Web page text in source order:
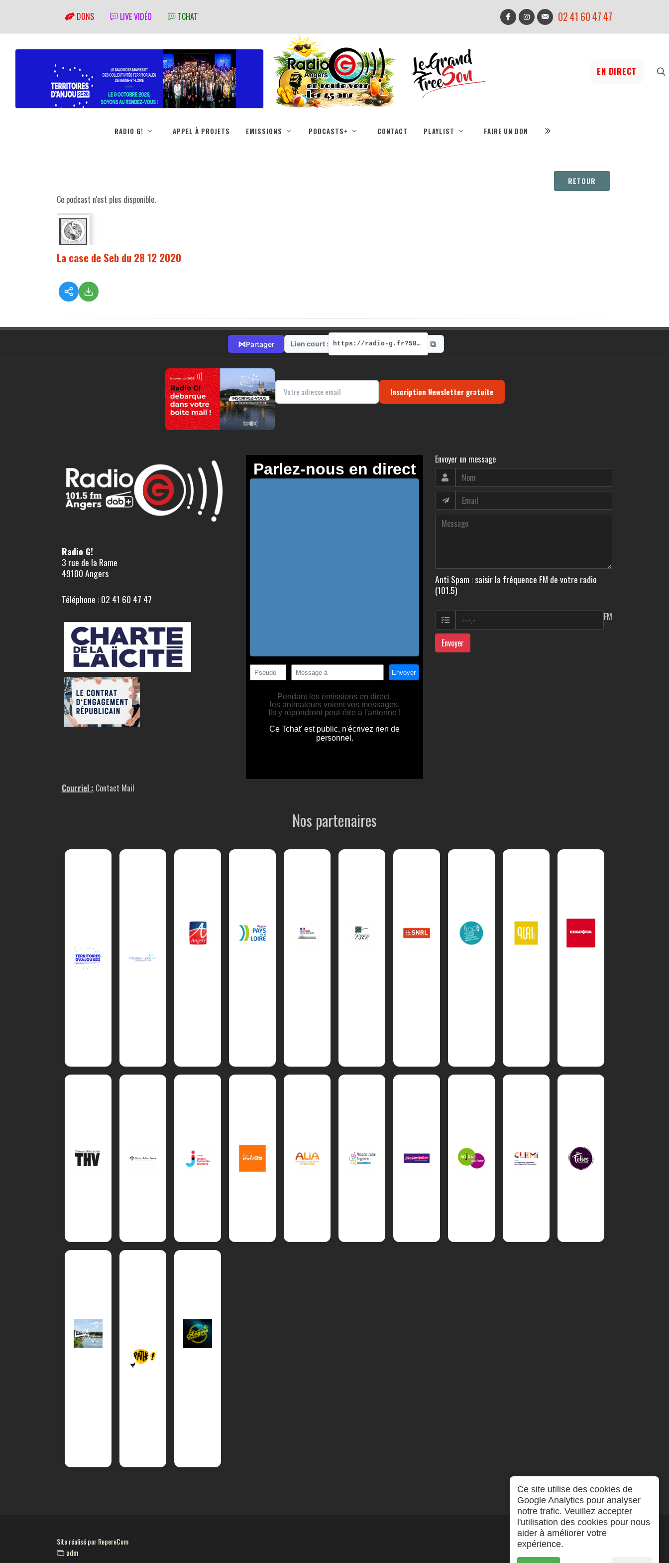
DONS LIVE VIDÉO TCHAT' 02 41 60 47 47
EN DIRECT
RADIO G! APPEL À PROJETS EMISSIONS PODCASTS+ CONTACT PLAYLIST FAIRE UN DON
RETOUR
Ce podcast n'est plus disponible.
La case de Seb du 28 12 2020
⋈Partager Lien court : https://radio-g.fr?5814 ⧉
Inscription Newsletter gratuite
Radio G!
3 rue de la Rame
49100 Angers
Téléphone : 02 41 60 47 47
Courriel : Contact Mail
Envoyer un message
Anti Spam : saisir la fréquence FM de votre radio
(101.5)
FM
Envoyer
Nos partenaires
Site réalisé parRepereCom
adm
Ce site utilise des cookies de
Google Analytics pour analyser
notre trafic. Veuillez accepter
l'utilisation des cookies pour nous
aider à améliorer votre
expérience.